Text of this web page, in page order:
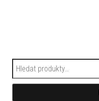
Hledat: